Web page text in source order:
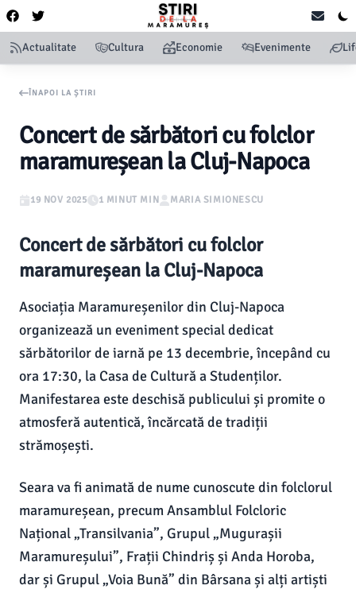
Actualitate Cultura Economie Evenimente
ÎNAPOI LA ȘTIRI
Concert de sărbători cu folclor
maramureșean la Cluj-Napoca
19 NOV 2025 1 MINUT MIN MARIA SIMIONESCU
Concert de sărbători cu folclor
maramureșean la Cluj-Napoca
Asociația Maramureșenilor din Cluj-Napoca
organizează un eveniment special dedicat
sărbătorilor de iarnă pe 13 decembrie, începând cu
ora 17:30, la Casa de Cultură a Studenților.
Manifestarea este deschisă publicului și promite o
atmosferă autentică, încărcată de tradiții
strămoșești.
Seara va fi animată de nume cunoscute din folclorul
maramureșean, precum Ansamblul Folcloric
Național „Transilvania”, Grupul „Mugurașii
Maramureșului”, Frații Chindriș și Anda Horoba,
dar și Grupul „Voia Bună” din Bârsana și alți artiști